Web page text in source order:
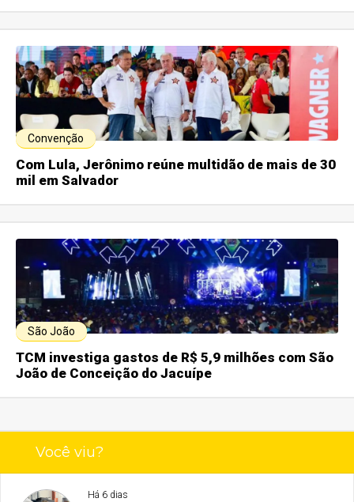
Convenção
Com Lula, Jerônimo reúne multidão de mais de 30
mil em Salvador
São João
TCM investiga gastos de R$ 5,9 milhões com São
João de Conceição do Jacuípe
Você viu?
Há 6 dias